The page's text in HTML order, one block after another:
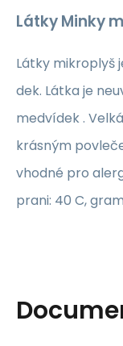
Látky Minky
Látky mikroplyš
dek. Látka je
medvídek .
krásným
vhodné pro
prani: 40 C,